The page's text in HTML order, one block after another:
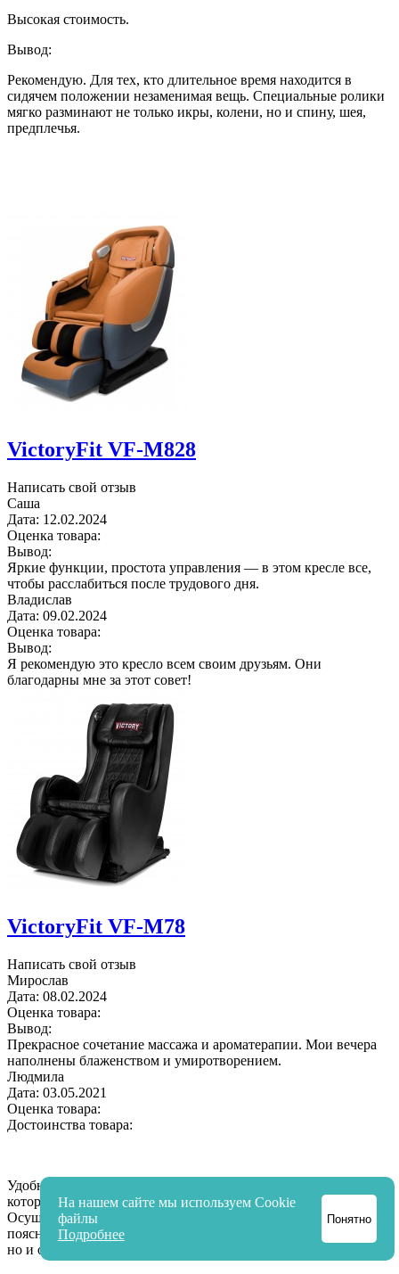
Высокая стоимость.
Вывод:
Рекомендую. Для тех, кто длительное время находится в
сидячем положении незаменимая вещь. Специальные ролики
мягко разминают не только икры, колени, но и спину, шея,
предплечья.
VictoryFit VF-M828
Написать свой отзыв
Саша
Дата: 12.02.2024
Оценка товара:
Вывод:
Яркие функции, простота управления — в этом кресле все,
чтобы расслабиться после трудового дня.
Владислав
Дата: 09.02.2024
Оценка товара:
Вывод:
Я рекомендую это кресло всем своим друзьям. Они
благодарны мне за этот совет!
VictoryFit VF-M78
Написать свой отзыв
Мирослав
Дата: 08.02.2024
Оценка товара:
Вывод:
Прекрасное сочетание массажа и ароматерапии. Мои вечера
наполнены блаженством и умиротворением.
Людмила
Дата: 03.05.2021
Оценка товара:
Достоинства товара:
Удобно, что в массажном кресле есть несколько программ,
которые легко регулируются с помощью пульта.
Осуществляется проработка плеч, шеи, головы, бедер,
поясницы, талии. Удается добиться не только расслабляющего,
но и общеоздоравливающего эффекта.
На нашем сайте мы используем Cookie
файлы
Подробнее
Понятно